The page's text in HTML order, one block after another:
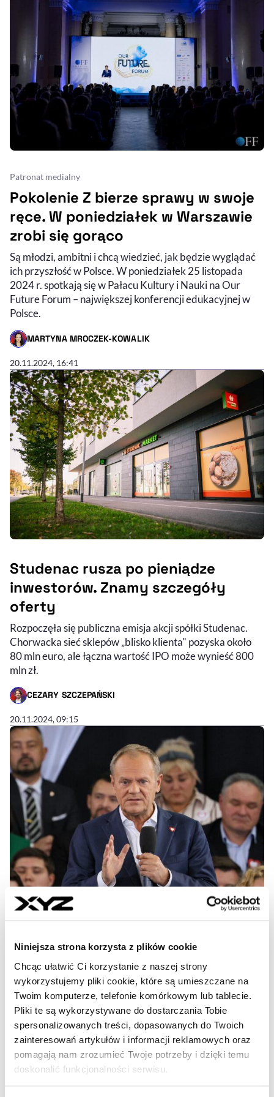
Niniejsza strona korzysta z plików cookie
Chcąc ułatwić Ci korzystanie z naszej strony
wykorzystujemy pliki cookie, które są umieszczane na
Twoim komputerze, telefonie komórkowym lub tablecie.
Pliki te są wykorzystywane do dostarczania Tobie
spersonalizowanych treści, dopasowanych do Twoich
zainteresowań artykułów i informacji reklamowych oraz
pomagają nam zrozumieć Twoje potrzeby i dzięki temu
doskonalić funkcjonalności serwisu.
Patronat medialny
Pokolenie Z bierze sprawy w swoje
ręce. W poniedziałek w Warszawie
zrobi się gorąco
Są młodzi, ambitni i chcą wiedzieć, jak będzie wyglądać
ich przyszłość w Polsce. W poniedziałek 25 listopada
2024 r. spotkają się w Pałacu Kultury i Nauki na Our
Future Forum – największej konferencji edukacyjnej w
Polsce.
MARTYNA MROCZEK-KOWALIK
- AUTOR ARTYKUŁU - PROFIL
20.11.2024, 16:41
Studenac rusza po pieniądze
inwestorów. Znamy szczegóły
oferty
Rozpoczęła się publiczna emisja akcji spółki Studenac.
Chorwacka sieć sklepów „blisko klienta" pozyska około
80 mln euro, ale łączna wartość IPO może wynieść 800
mln zł.
CEZARY SZCZEPAŃSKI
- AUTOR ARTYKUŁU - PROFIL
20.11.2024, 09:15
domowych nadal będą
"zamrożone"
Premier Donald Tusk wskazał, że rząd na dzisiejszym
posiedzeniu przyjmie przepisy o przedłużeniu części
obecnych rozwiązań, zamrażających ceny energii
elektrycznej także w 2025 r. Maksymalna stawka za
prąd ma nadal obowiązywać gospodarstwa domowe,
jednak osłon pozbawione zostaną przedsiębiorstwa i
instytucje samorządowe. Tę wiadomość można